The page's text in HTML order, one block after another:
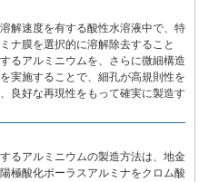
解速度を有する酸性水溶液中で、特
ナ膜を選択的に溶解除去すること
るアルミニウムを、さらに微細構造
実施することで、細孔が高規則性を
良好な再現性をもって確実に製造す
るアルミニウムの製造方法は、地金
極酸化ポーラスアルミナをクロム酸